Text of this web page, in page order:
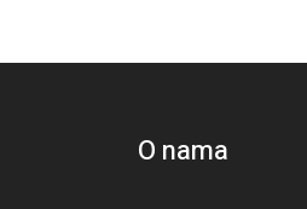
O nama